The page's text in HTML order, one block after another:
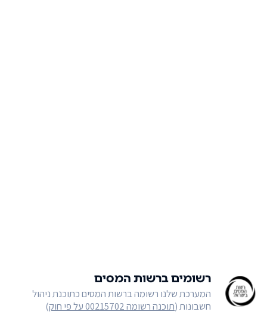
רשומים ברשות המסים
המערכת שלנו רשומה ברשות המסים כתוכנת ניהול
חשבונות (תוכנה רשומה 00215702 על פי חוק )